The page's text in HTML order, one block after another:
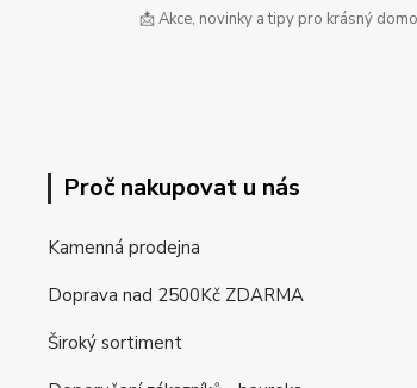
📩 Akce, novinky a tipy pro krásný
Proč nakupovat u nás
Kamenná prodejna
Doprava nad 2500Kč ZDARMA
Široký sortiment